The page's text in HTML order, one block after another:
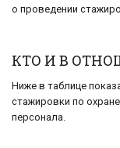
о проведении
КТО И В
Ниже в таблице
стажировки по
персонала.